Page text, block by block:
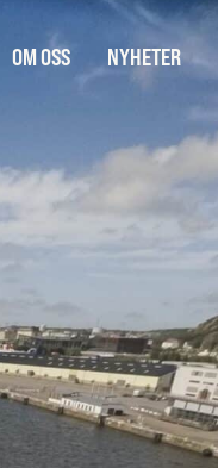
OM OSS NYHETER